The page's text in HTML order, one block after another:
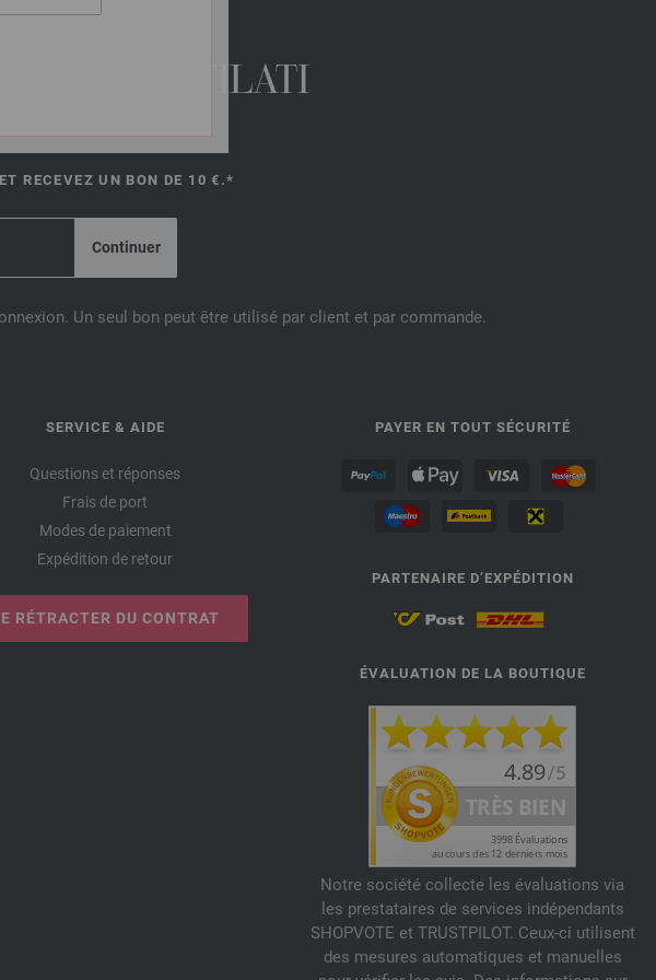
GROSSA FILATI
RECEVEZ UN BON DE 10 €.*
Un seul bon peut être utilisé par client et par commande.
SERVICE & AIDE
Questions et réponses
Frais de port
Modes de paiement
Expédition de retour
RÉTRACTER DU CONTRAT
PAYER EN TOUT SÉCURITÉ
PARTENAIRE D’EXPÉDITION
ÉVALUATION DE LA BOUTIQUE
Notre société collecte les évaluations via
les prestataires de services indépendants
SHOPVOTE et TRUSTPILOT. Ceux-ci utilisent
des mesures automatiques et manuelles